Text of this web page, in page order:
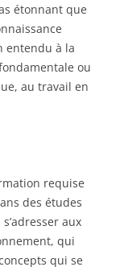
étonnant que
entendu à la
ou
au travail en
requise
des études
aux
qui
qui se